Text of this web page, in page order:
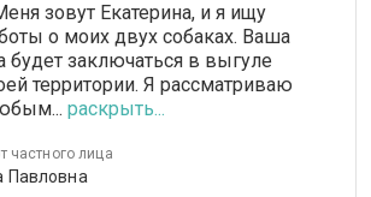
зовут Екатерина, и я ищу
о моих двух собаках. Ваша
будет заключаться в выгуле
территории. Я рассматриваю
раскрыть...
частного лица
Павловна